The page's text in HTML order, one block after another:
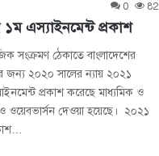
0 82
১ম এস্যাইনমেন্ট প্রকাশ
সংক্রমণ ঠেকাতে বাংলাদেশের
এর জন্য ২০২০ সালের ন্যায় ২০২১
প্রকাশ করেছে মাধ্যমিক ও
ওয়েবভার্সন দেওয়া হয়েছে। ২০২১